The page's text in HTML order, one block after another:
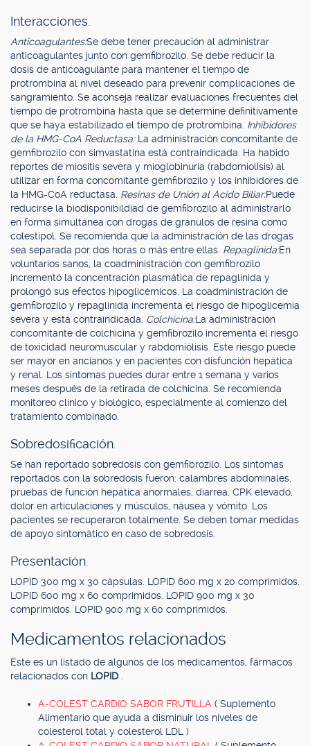
Interacciones.
Anticoagulantes:Se debe tener precaución al administrar
anticoagulantes junto con gemfibrozilo. Se debe reducir la
dosis de anticoagulante para mantener el tiempo de
protrombina al nivel deseado para prevenir complicaciones de
sangramiento. Se aconseja realizar evaluaciones frecuentes del
tiempo de protrombina hasta que se determine definitivamente
que se haya estabilizado el tiempo de protrombina. Inhibidores
de la HMG-CoA Reductasa: La administración concomitante de
gemfibrozilo con simvastatina está contraindicada. Ha habido
reportes de miositis severa y mioglobinuria (rabdomiolisis) al
utilizar en forma concomitante gemfibrozilo y los inhibidores de
la HMG-CoA reductasa. Resinas de Unión al Acido Biliar:Puede
reducirse la biodisponibildiad de gemfibrozilo al administrarlo
en forma simultánea con drogas de gránulos de resina como
colestipol. Se recomienda que la administración de las drogas
sea separada por dos horas o más entre ellas. Repaglinida:En
voluntarios sanos, la coadministración con gemfibrozilo
incrementó la concentración plasmática de repaglinida y
prolongó sus efectos hipoglicémicos. La coadministración de
gemfibrozilo y repaglinida incrementa el riesgo de hipoglicemia
severa y está contraindicada. Colchicina:La administración
concomitante de colchicina y gemfibrozilo incrementa el riesgo
de toxicidad neuromuscular y rabdomiólisis. Este riesgo puede
ser mayor en ancianos y en pacientes con disfunción hepática
y renal. Los síntomas puedes durar entre 1 semana y varios
meses después de la retirada de colchicina. Se recomienda
monitoreo clínico y biológico, especialmente al comienzo del
tratamiento combinado.
Sobredosificación.
Se han reportado sobredosis con gemfibrozilo. Los síntomas
reportados con la sobredosis fueron: calambres abdominales,
pruebas de función hepática anormales, diarrea, CPK elevado,
dolor en articulaciones y músculos, náusea y vómito. Los
pacientes se recuperaron totalmente. Se deben tomar medidas
de apoyo sintomático en caso de sobredosis.
Presentación.
LOPID 300 mg x 30 cápsulas. LOPID 600 mg x 20 comprimidos.
LOPID 600 mg x 60 comprimidos. LOPID 900 mg x 30
comprimidos. LOPID 900 mg x 60 comprimidos.
Medicamentos relacionados
Este es un listado de algunos de los medicamentos, fármacos
relacionados con LOPID
A-COLEST CARDIO SABOR FRUTILLA ( Suplemento
Alimentario que ayuda a disminuir los niveles de
colesterol total y colesterol LDL )